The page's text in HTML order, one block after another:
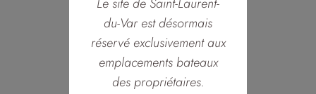
du-Var est désormais
réservé exclusivement aux
emplacements bateaux
des propriétaires.